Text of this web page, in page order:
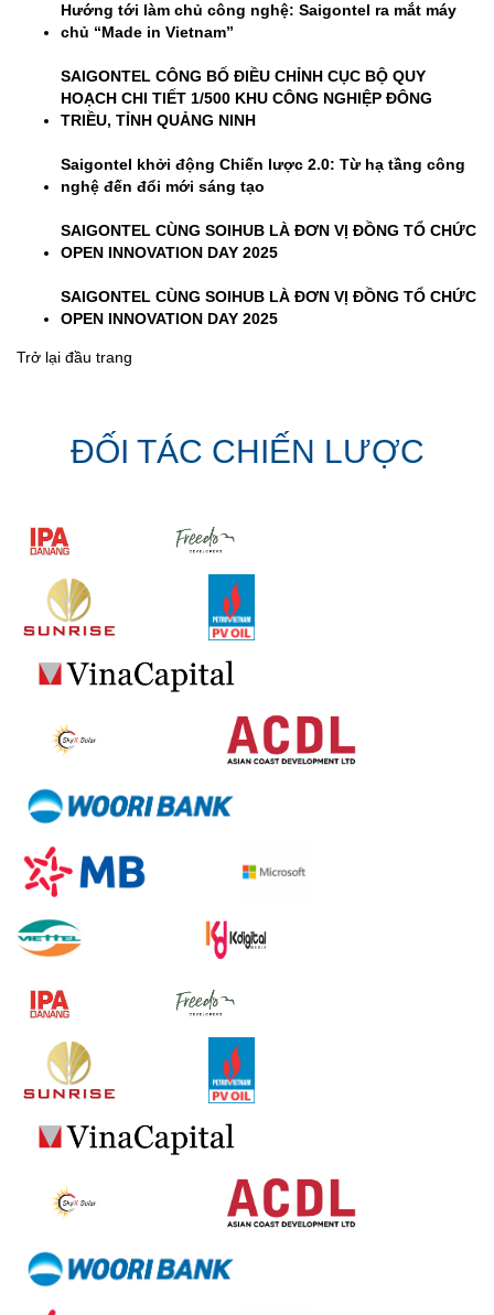
Hướng tới làm chủ công nghệ: Saigontel ra mắt máy
chủ “Made in Vietnam”
SAIGONTEL CÔNG BỐ ĐIỀU CHỈNH CỤC BỘ QUY
HOẠCH CHI TIẾT 1/500 KHU CÔNG NGHIỆP ĐÔNG
TRIỀU, TỈNH QUẢNG NINH
Saigontel khởi động Chiến lược 2.0: Từ hạ tầng công
nghệ đến đổi mới sáng tạo
SAIGONTEL CÙNG SOIHUB LÀ ĐƠN VỊ ĐỒNG TỔ CHỨC
OPEN INNOVATION DAY 2025
SAIGONTEL CÙNG SOIHUB LÀ ĐƠN VỊ ĐỒNG TỔ CHỨC
OPEN INNOVATION DAY 2025
Trở lại đầu trang
ĐỐI TÁC CHIẾN LƯỢC